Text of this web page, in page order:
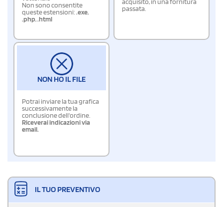
Non sono consentite
queste estensioni:.exe,
.php,.html
acquisito, in una fornitura
passata.
NON HO IL FILE
Potrai inviare la tua grafica
successivamente la
conclusione dell'ordine.
Riceverai indicazioni via
email.
IL TUO PREVENTIVO